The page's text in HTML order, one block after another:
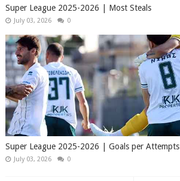
Super League 2025-2026 | Most Steals
July 03, 2026 0
Super League 2025-2026 | Goals per Attempts
July 03, 2026 0